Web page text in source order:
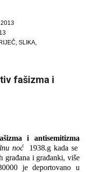
2013
Č, SLIKA,
fašizma i
šizma i antisemitizma
noć1938.g kada se
građana i građanki, više
је deportovano u